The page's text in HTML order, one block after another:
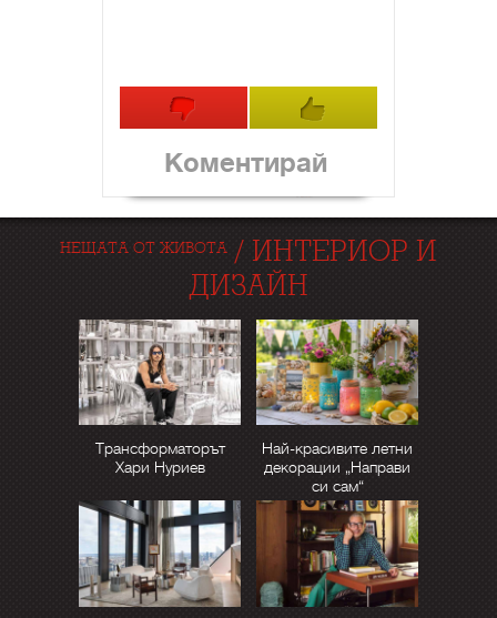
Коментирай
НЕЩАТА ОТ ЖИВОТА / ИНТЕРИОР И
ДИЗАЙН
Трансформаторът
Хари Нуриев
Най-красивите летни
декорации „Направи
си сам“